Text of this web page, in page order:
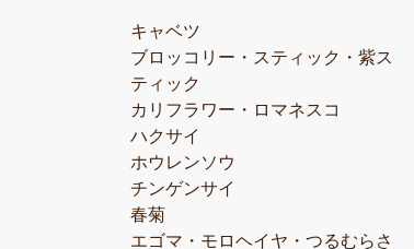
キャベツ
ブロッコリー・スティック・紫ス
ティック
カリフラワー・ロマネスコ
ハクサイ
ホウレンソウ
チンゲンサイ
春菊
エゴマ・モロヘイヤ・つるむらさ